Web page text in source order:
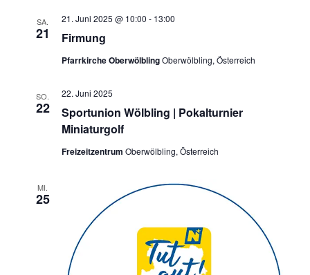
SA.
21 Firmung
21. Juni 2025 @ 10:00 - 13:00
Pfarrkirche OberwölblingOberwölbling, Österreich
SO.
22
Sportunion Wölbling | Pokalturnier
Miniaturgolf
22. Juni 2025
Freizeitzentrum Oberwölbling, Österreich
MI.
25